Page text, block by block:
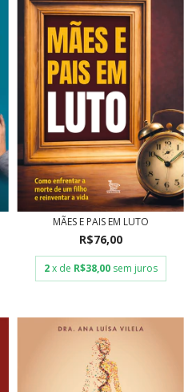
MÃES E PAIS EM LUTO
R$76,00
2 x de R$38,00 sem juros